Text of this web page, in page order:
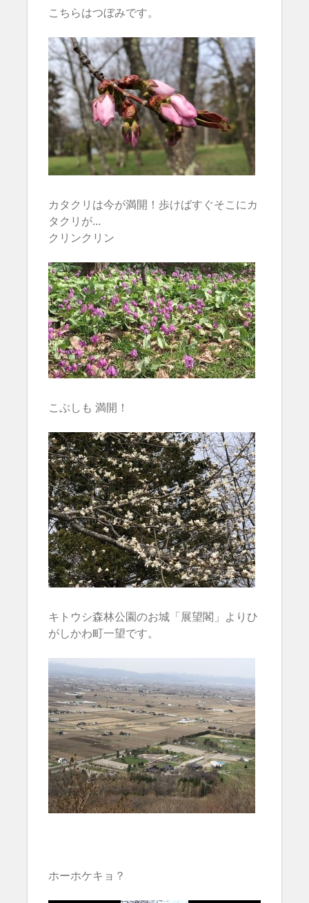
こちらはつぼみです。
カタクリは今が満開！歩けばすぐそこにカ
タクリが…
クリンクリン
こぶしも 満開！
キトウシ森林公園のお城「展望閣」よりひ
がしかわ町一望です。
ホーホケキョ？